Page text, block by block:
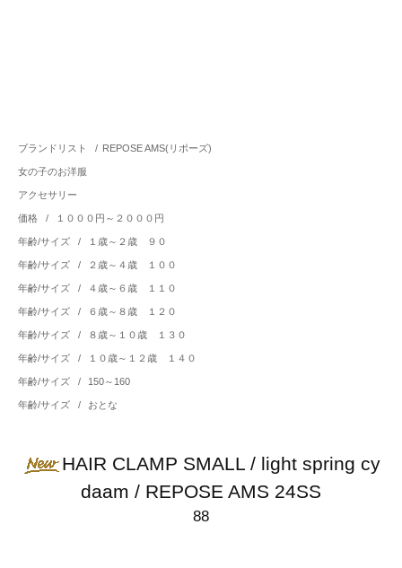
ブランドリスト / REPOSE AMS(リポーズ)
女の子のお洋服
アクセサリー
価格 / １０００円～２０００円
年齢/サイズ / １歳～２歳 ９０
年齢/サイズ / ２歳～４歳 １００
年齢/サイズ / ４歳～６歳 １１０
年齢/サイズ / ６歳～８歳 １２０
年齢/サイズ / ８歳～１０歳 １３０
年齢/サイズ / １０歳～１２歳 １４０
年齢/サイズ / 150～160
年齢/サイズ / おとな
HAIR CLAMP SMALL / light spring cy
daam / REPOSE AMS 24SS
88